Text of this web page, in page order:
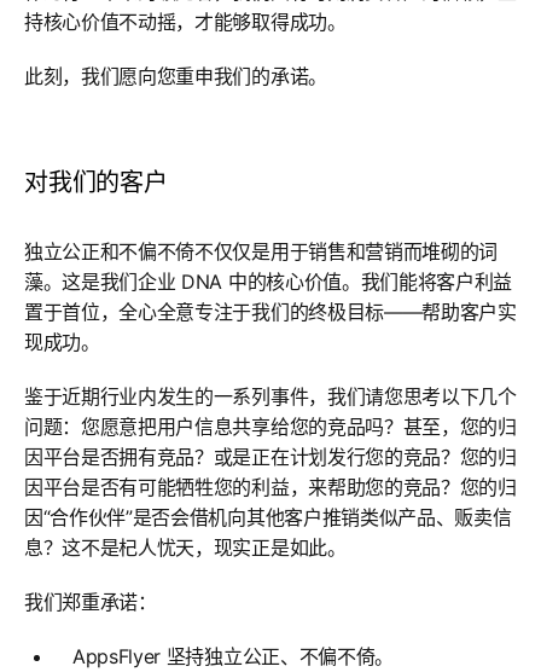
持核心价值不动摇，才能够取得成功。
此刻，我们愿向您重申我们的承诺。
对我们的客户
独立公正和不偏不倚不仅仅是用于销售和营销而堆砌的词
藻。这是我们企业 DNA 中的核心价值。我们能将客户利益
置于首位，全心全意专注于我们的终极目标——帮助客户实
现成功。
鉴于近期行业内发生的一系列事件，我们请您思考以下几个
问题：您愿意把用户信息共享给您的竞品吗？甚至，您的归
因平台是否拥有竞品？或是正在计划发行您的竞品？您的归
因平台是否有可能牺牲您的利益，来帮助您的竞品？您的归
因“合作伙伴”是否会借机向其他客户推销类似产品、贩卖信
息？这不是杞人忧天，现实正是如此。
我们郑重承诺：
AppsFlyer 坚持独立公正、不偏不倚。